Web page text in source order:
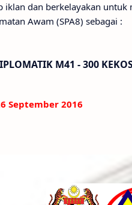
iklan dan berkelayakan untuk
Awam (SPA8) sebagai :
M41 - 300
September 2016